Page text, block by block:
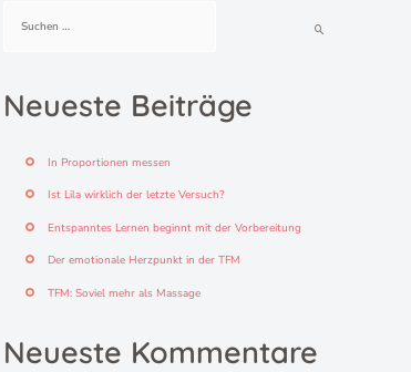
eNeueste Beiträge
In Proportionen messen
Ist Lila wirklich der letzte Versuch?
Entspanntes Lernen beginnt mit der Vorbereitung
Der emotionale Herzpunkt in der TFM
TFM: Soviel mehr als Massage
Neueste Kommentare